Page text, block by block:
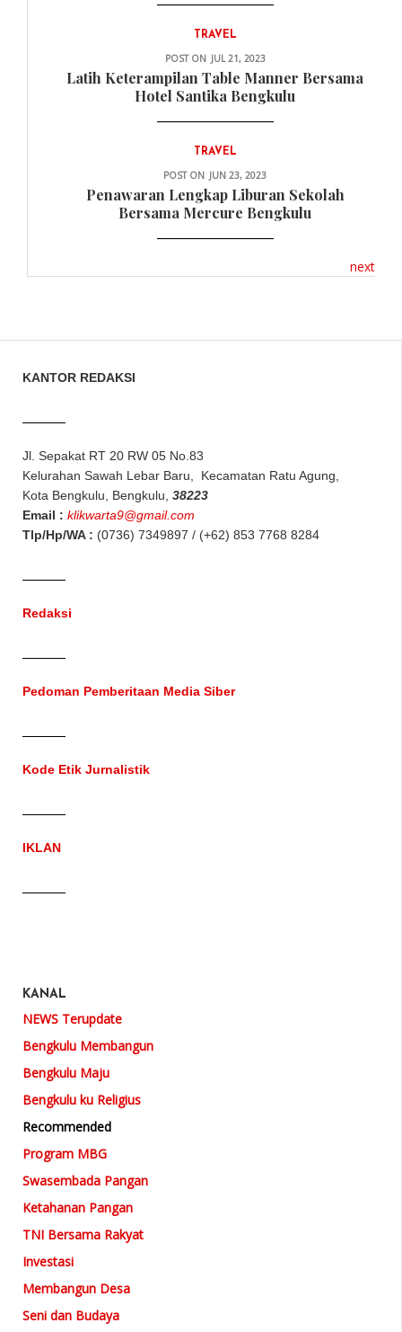
TRAVEL
POST ON JUL 21, 2023
Latih Keterampilan Table Manner Bersama
Hotel Santika Bengkulu
TRAVEL
POST ON JUN 23, 2023
Penawaran Lengkap Liburan Sekolah
Bersama Mercure Bengkulu
next
KANTOR REDAKSI
Jl. Sepakat RT 20 RW 05 No.83
Kelurahan Sawah Lebar Baru, Kecamatan Ratu Agung,
Kota Bengkulu, Bengkulu, 38223
Email : klikwarta9@gmail.com
Tlp/Hp/WA : (0736) 7349897 / (+62) 853 7768 8284
Redaksi
Pedoman Pemberitaan Media Siber
Kode Etik Jurnalistik
IKLAN
KANAL
NEWS Terupdate
Bengkulu Membangun
Bengkulu Maju
Bengkulu ku Religius
Recommended
Program MBG
Swasembada Pangan
Ketahanan Pangan
TNI Bersama Rakyat
Investasi
Membangun Desa
Seni dan Budaya